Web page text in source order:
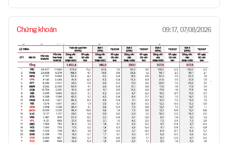
Chứng khoán 09:17, 07/08/2026